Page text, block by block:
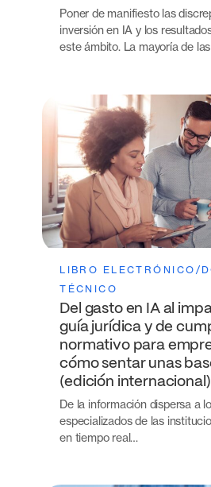
Poner de manifiesto las
inversión en IA y los
este ámbito. La mayoría de
LIBRO ELECTRÓNICO/
TÉCNICO
Del gasto en IA al
guía jurídica y de
normativo para
cómo sentar unas
(edición internacional)
De la información dispersa a
especializados de las
en tiempo real…